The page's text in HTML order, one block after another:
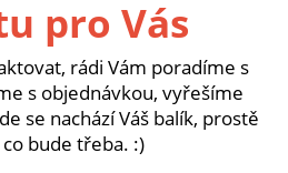
pro Vás
rádi Vám poradíme s
s objednávkou, vyřešíme
se nachází Váš balík, prostě
bude třeba. :)